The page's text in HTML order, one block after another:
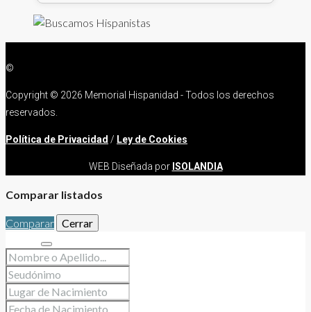
©
Copyright © 2026 Memorial Hispanidad - Todos los derechos
reservados.
Política de Privacidad / Ley de Cookies
WEB Diseñada por ISOLANDIA
Comparar listados
Comparar Cerrar